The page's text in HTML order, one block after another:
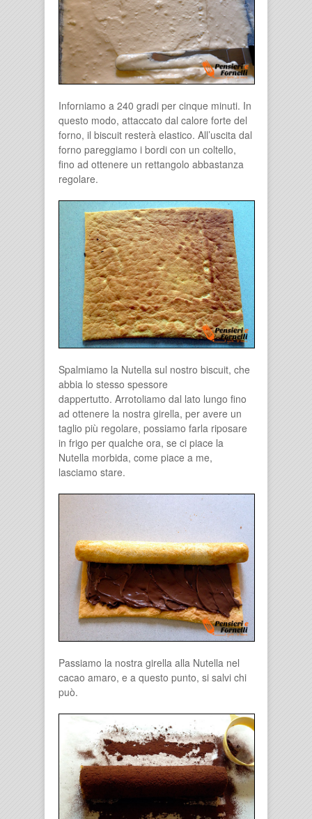
Inforniamo a 240 gradi per cinque minuti. In
questo modo, attaccato dal calore forte del
forno, il biscuit resterà elastico. All’uscita dal
forno pareggiamo i bordi con un coltello,
fino ad ottenere un rettangolo abbastanza
regolare.
Spalmiamo la Nutella sul nostro biscuit, che
abbia lo stesso spessore
dappertutto. Arrotoliamo dal lato lungo fino
ad ottenere la nostra girella, per avere un
taglio più regolare, possiamo farla riposare
in frigo per qualche ora, se ci piace la
Nutella morbida, come piace a me,
lasciamo stare.
Passiamo la nostra girella alla Nutella nel
cacao amaro, e a questo punto, si salvi chi
può.